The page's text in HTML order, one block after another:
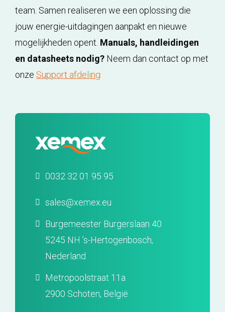
team. Samen realiseren we een oplossing die
jouw energie-uitdagingen aanpakt en nieuwe
mogelijkheden opent. Manuals, handleidingen
en datasheets nodig? Neem dan contact op met
onze Support afdeling
0032 32 01 95 95
sales@xemex.eu
Burgemeester Burgerslaan 40
5245 NH ’s-Hertogenbosch,
Nederland
Metropoolstraat 11a
2900 Schoten, België